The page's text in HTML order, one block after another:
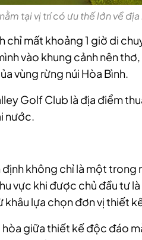
tại vị trí có ưu thế lớn về địa
chỉ mất khoảng 1 giờ di
vào khung cảnh nên thơ,
vùng rừng núi Hòa Bình.
Golf Club là địa điểm
nước.
không chỉ là một trong
vực khi được chủ đầu tư
lựa chọn đơn vị thiết
giữa thiết kế độc đáo